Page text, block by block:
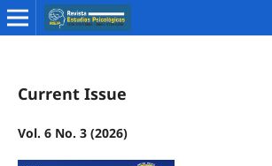
Current Issue
Vol. 6 No. 3 (2026)